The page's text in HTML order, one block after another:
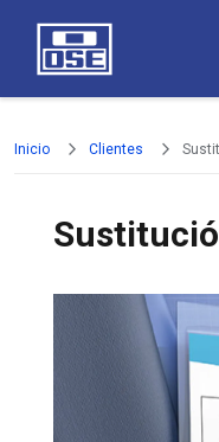
Inicio Clientes
Imagen